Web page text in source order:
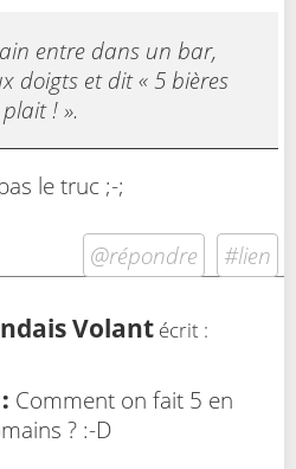
entre dans un bar,
doigts et dit « 5 bières
plait ! ».
le truc ;-;
@répondre #lien
Volant écrit :
: Comment on fait 5 en
? :-D